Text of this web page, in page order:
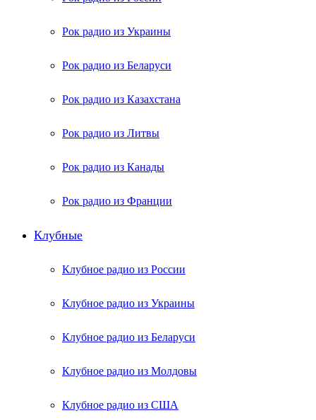
Рок радио из Украины
Рок радио из Беларуси
Рок радио из Казахстана
Рок радио из Литвы
Рок радио из Канады
Рок радио из Франции
Клубные
Клубное радио из России
Клубное радио из Украины
Клубное радио из Беларуси
Клубное радио из Молдовы
Клубное радио из США